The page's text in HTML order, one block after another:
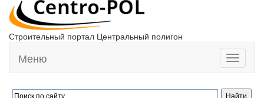
Строительный портал Центральный полигон
Toggle
Меню